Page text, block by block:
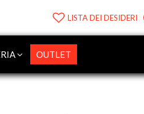
LISTA DEI DESIDERI
OUTLET